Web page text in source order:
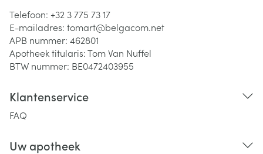
Telefoon: +32 3 775 73 17
E-mailadres: tomart@belgacom.net
APB nummer: 462801
Apotheek titularis:Tom Van Nuffel
BTW nummer: BE0472403955
Klantenservice
FAQ
Uw apotheek